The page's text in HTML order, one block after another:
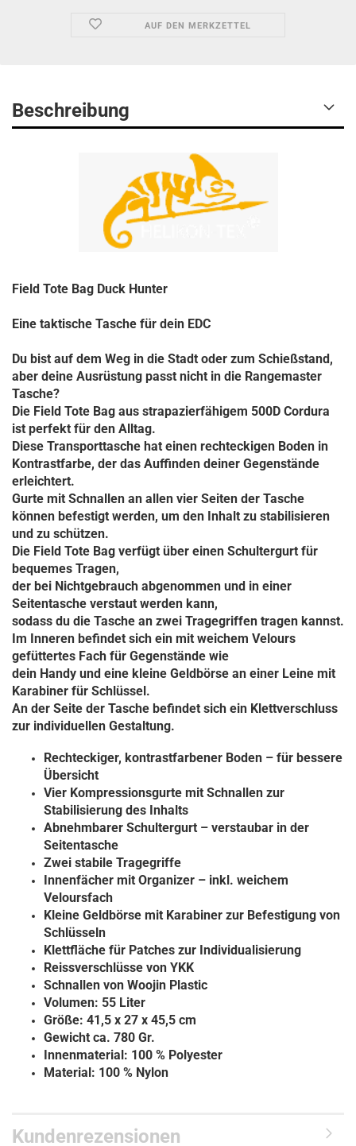
AUF DEN MERKZETTEL
Beschreibung
Field Tote Bag Duck Hunter
Eine taktische Tasche für dein EDC
Du bist auf dem Weg in die Stadt oder zum Schießstand,
aber deine Ausrüstung passt nicht in die Rangemaster
Tasche?
Die Field Tote Bag aus strapazierfähigem 500D Cordura
ist perfekt für den Alltag.
Diese Transporttasche hat einen rechteckigen Boden in
Kontrastfarbe, der das Auffinden deiner Gegenstände
erleichtert.
Gurte mit Schnallen an allen vier Seiten der Tasche
können befestigt werden, um den Inhalt zu stabilisieren
und zu schützen.
Die Field Tote Bag verfügt über einen Schultergurt für
bequemes Tragen,
der bei Nichtgebrauch abgenommen und in einer
Seitentasche verstaut werden kann,
sodass du die Tasche an zwei Tragegriffen tragen kannst.
Im Inneren befindet sich ein mit weichem Velours
gefüttertes Fach für Gegenstände wie
dein Handy und eine kleine Geldbörse an einer Leine mit
Karabiner für Schlüssel.
An der Seite der Tasche befindet sich ein Klettverschluss
zur individuellen Gestaltung.
Rechteckiger, kontrastfarbener Boden – für bessere
Übersicht
Vier Kompressionsgurte mit Schnallen zur
Stabilisierung des Inhalts
Abnehmbarer Schultergurt – verstaubar in der
Seitentasche
Zwei stabile Tragegriffe
Innenfächer mit Organizer – inkl. weichem
Veloursfach
Kleine Geldbörse mit Karabiner zur Befestigung von
Schlüsseln
Klettfläche für Patches zur Individualisierung
Reissverschlüsse von YKK
Schnallen von Woojin Plastic
Volumen: 55 Liter
Größe: 41,5 x 27 x 45,5 cm
Gewicht ca. 780 Gr.
Innenmaterial: 100 % Polyester
Material: 100 % Nylon
Kundenrezensionen